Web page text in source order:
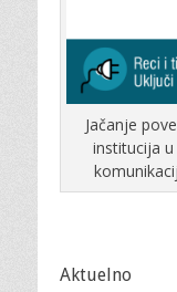
Jačanje
institucija
Aktuelno